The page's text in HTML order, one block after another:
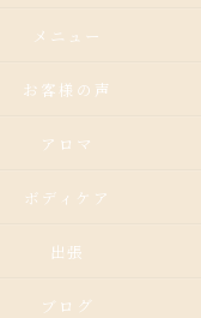
メニュー
お客様の声
アロマ
ボディケア
出張
ブログ